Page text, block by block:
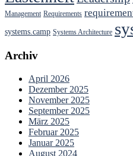
Management Requirements
systems.camp Systems Architecture
Archiv
April 2026
Dezember 2025
November 2025
September 2025
März 2025
Februar 2025
Januar 2025
August 2024